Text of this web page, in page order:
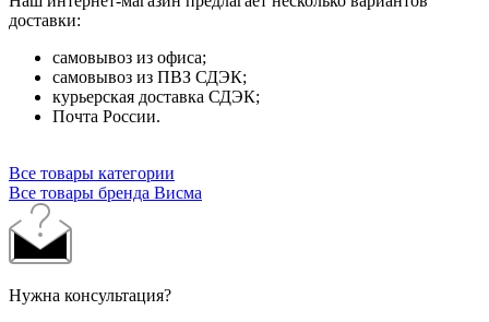
доставки:
самовывоз из офиса;
самовывоз из ПВЗ СДЭК;
курьерская доставка СДЭК;
Почта России.
Все товары категории
Все товары бренда Висма
Нужна консультация?